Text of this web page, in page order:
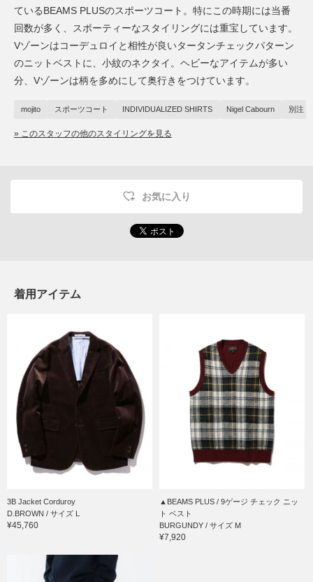
ているBEAMS PLUSのスポーツコート。特にこの時期には当番
回数が多く、スポーティーなスタイリングには重宝しています。
Vゾーンはコーデュロイと相性が良いタータンチェックパターン
のニットベストに、小紋のネクタイ。ヘビーなアイテムが多い
分、Vゾーンは柄を多めにして奥行きをつけています。
mojito スポーツコート INDIVIDUALIZED SHIRTS Nigel Cabourn 別注
» このスタッフの他のスタイリングを見る
お気に入り
着用アイテム
3B Jacket Corduroy
D.BROWN / サイズ L
¥45,760
▲BEAMS PLUS / 9ゲージ チェック ニッ
ト ベスト
BURGUNDY / サイズ M
¥7,920